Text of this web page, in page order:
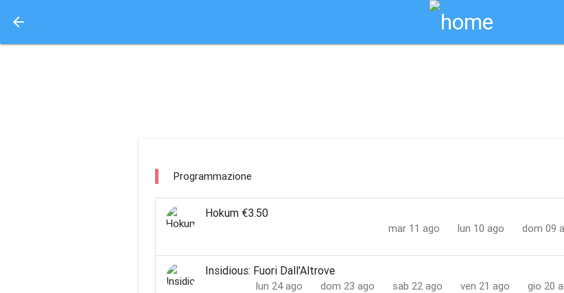
arrow_back
Programmazione
Hokum €3.50
dom 09
lun 10 ago
mar 11 ago
Insidious: Fuori Dall'Altrove
gio 20
ven 21 ago
sab 22 ago
dom 23 ago
lun 24 ago